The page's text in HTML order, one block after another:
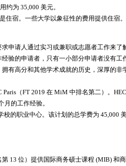
约为 35,000 美元。
住宿。一些大学以象征性的费用提供住宿。
申请人通过实习或兼职或志愿者工作来了
验的申请者，只有一小部分申请者没有工
有高分和其他学术成就的历史，深厚的非
（FT 2019 在 MiM 中排名第二）。
的工作经验。
的职业中心。该计划的总学费为 45,000
13 位）提供国际商务硕士课程 (MIB) 和